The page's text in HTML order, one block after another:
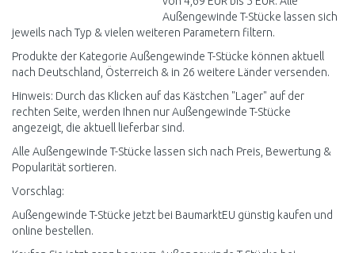
Außengewinde T-Stücke lassen sich
jeweils nach Typ & vielen weiteren Parametern filtern.
Produkte der Kategorie Außengewinde T-Stücke können aktuell
nach Deutschland, Österreich & in 26 weitere Länder versenden.
Hinweis: Durch das Klicken auf das Kästchen "Lager" auf der
rechten Seite, werden Ihnen nur Außengewinde T-Stücke
angezeigt, die aktuell lieferbar sind.
Alle Außengewinde T-Stücke lassen sich nach Preis, Bewertung &
Popularität sortieren.
Vorschlag:
Außengewinde T-Stücke jetzt bei BaumarktEU günstig kaufen und
online bestellen.